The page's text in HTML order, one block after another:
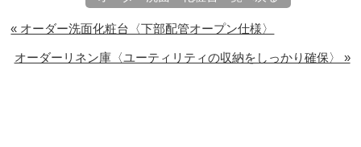
« オーダー洗面化粧台〈下部配管オープン仕様〉
オーダーリネン庫〈ユーティリティの収納をしっかり確保〉 »